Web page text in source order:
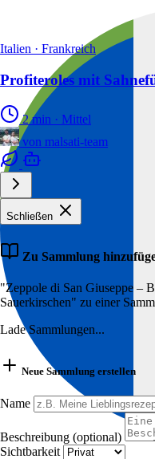
Italien · Frankreich
Profiteroles mit
2 min · Mittel
von malsati-team
Schließen
Zu Sammlung
"Zeppole di San Giuseppe –
Sauerkirschen" zu einer
Lade Sammlungen...
Neue Sammlung erstellen
Name
Beschreibung (optional)
Sichtbarkeit